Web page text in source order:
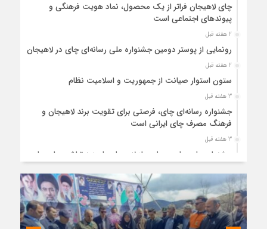
چای لاهیجان فراتر از یک محصول، نماد هویت فرهنگی و
پیوندهای اجتماعی است
2 هفته قبل
رونمایی از پوستر دومین جشنواره ملی رسانه‌ای چای در لاهیجان
2 هفته قبل
ستون استوار صیانت از جمهوریت و اسلامیت نظام
3 هفته قبل
جشنواره رسانه‌ای چای، فرصتی برای تقویت برند لاهیجان و
فرهنگ مصرف چای ایرانی است
3 هفته قبل
جشنواره ملی چای، حمایت از لاهیجان یا هزینه‌تراشی برای چای
4 هفته قبل
پیکر مطهر رهبر شهید انقلاب در حرم مطهر رضوی آرام گرفت
4 هفته قبل